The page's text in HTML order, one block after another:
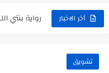
أخر الاخبار
تشويق